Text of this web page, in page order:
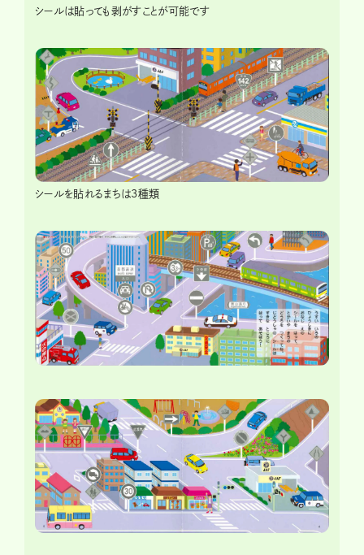
シールは貼っても剥がすことが可能です
シールを貼れるまちは3種類